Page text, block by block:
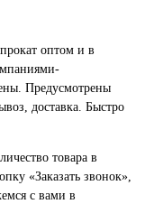
оптом и в
Предусмотрены
доставка. Быстро
товара в
«Заказать звонок»,
с вами в